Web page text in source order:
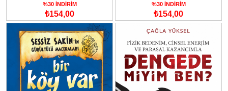
%30 İNDİRİM
₺154,00
%30 İNDİRİM
₺154,00